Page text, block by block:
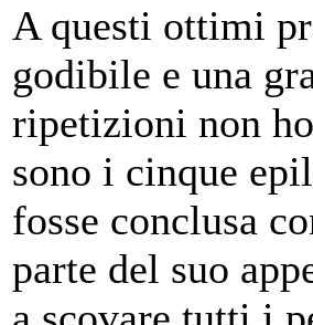
A questi ottimi
godibile e una
ripetizioni non
sono i cinque
fosse conclusa
parte del suo